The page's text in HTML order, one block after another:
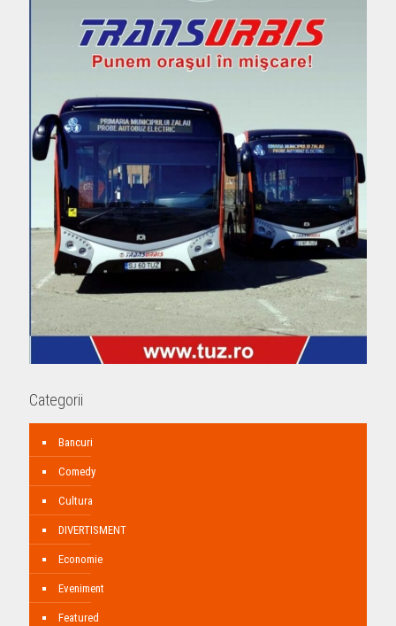
Categorii
Bancuri
Comedy
Cultura
DIVERTISMENT
Economie
Eveniment
Featured